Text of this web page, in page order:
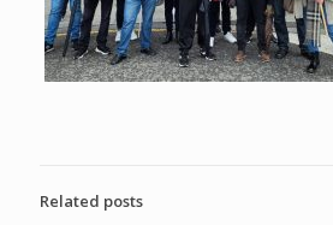
Related posts